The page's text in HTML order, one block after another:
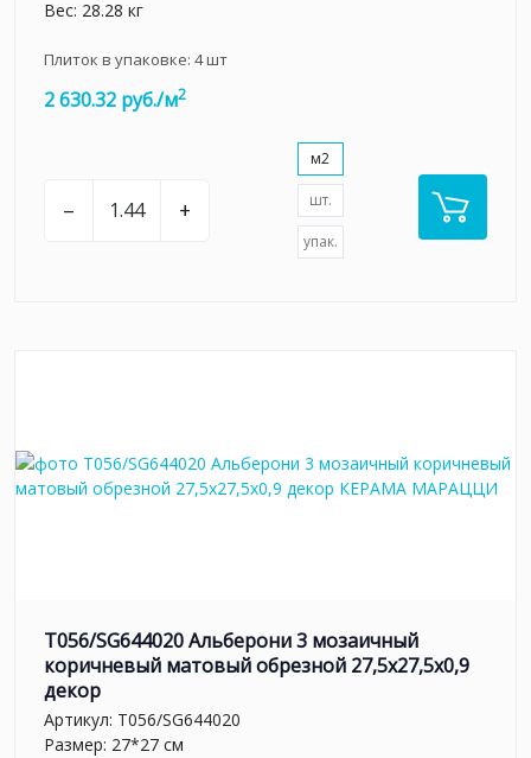
Вес: 28.28 кг
Плиток в упаковке: 4шт
2 630.32 руб./м2
– +
м2
шт.
упак.
T056/SG644020 Альберони 3 мозаичный
коричневый матовый обрезной 27,5x27,5x0,9
декор
Артикул: T056/SG644020
Размер: 27*27 см